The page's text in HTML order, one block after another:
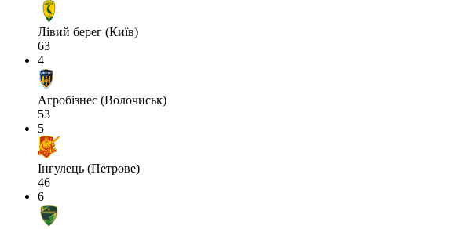
Лівий берег (Київ)
63
4
Агробізнес (Волочиськ)
53
5
Інгулець (Петрове)
46
6